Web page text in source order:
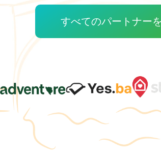
すべてのパートナー